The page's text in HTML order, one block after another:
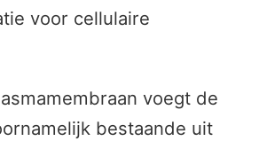
voor cellulaire
voegt de
bestaande uit